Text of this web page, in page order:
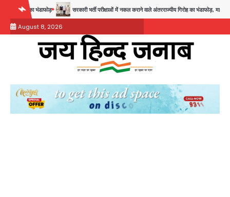
content
सरकारी भर्ती परीक्षाओं में नकल कराने वाले अंतरराज्यीय गिरोह का भंडाफोड़, मास्टरमाइंड समेत 7 गिरफ्तार
August 8, 2026